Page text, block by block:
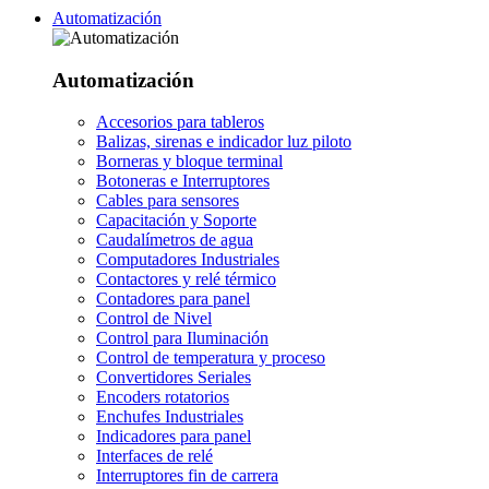
Automatización
Automatización
Accesorios para tableros
Balizas, sirenas e indicador luz piloto
Borneras y bloque terminal
Botoneras e Interruptores
Cables para sensores
Capacitación y Soporte
Caudalímetros de agua
Computadores Industriales
Contactores y relé térmico
Contadores para panel
Control de Nivel
Control para Iluminación
Control de temperatura y proceso
Convertidores Seriales
Encoders rotatorios
Enchufes Industriales
Indicadores para panel
Interfaces de relé
Interruptores fin de carrera